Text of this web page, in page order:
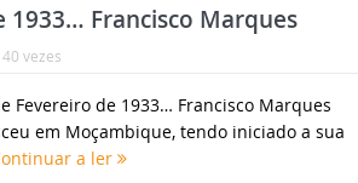
1933… Francisco Marques
vezes
Fevereiro de 1933… Francisco Marques
em Moçambique, tendo iniciado a sua
a ler